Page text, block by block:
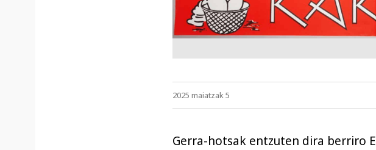
2025 maiatzak 5
Gerra-hotsak entzuten dira berriro